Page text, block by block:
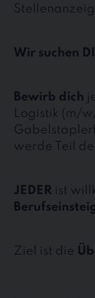
Wir suchen
Bewirb dich
Logistik (m/
werde Teil
JEDER ist
Ziel ist die